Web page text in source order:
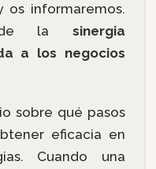
informaremos.
de la sinergia
a los negocios
sobre qué pasos
eficacia en
Cuando una